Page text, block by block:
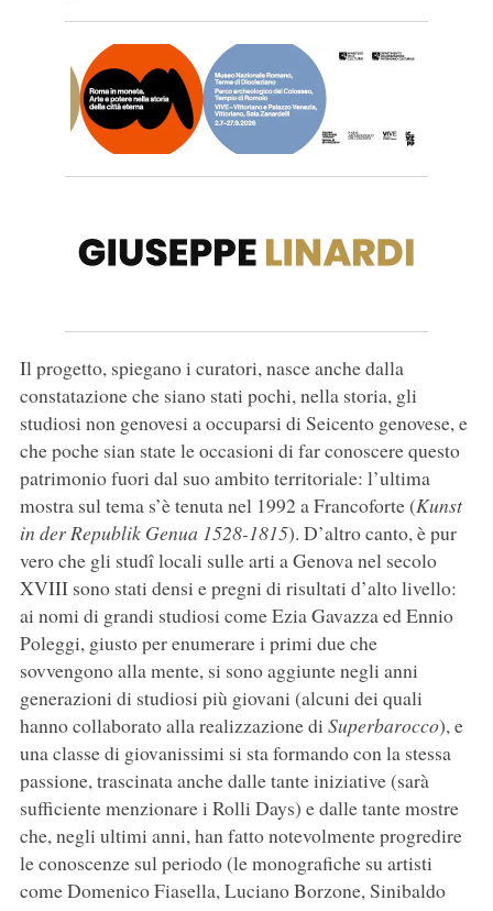
Il progetto, spiegano i curatori, nasce anche dalla
constatazione che siano stati pochi, nella storia, gli
studiosi non genovesi a occuparsi di Seicento genovese, e
che poche sian state le occasioni di far conoscere questo
patrimonio fuori dal suo ambito territoriale: l’ultima
mostra sul tema s’è tenuta nel 1992 a Francoforte (Kunst
in der Republik Genua 1528-1815). D’altro canto, è pur
vero che gli studî locali sulle arti a Genova nel secolo
XVIII sono stati densi e pregni di risultati d’alto livello:
ai nomi di grandi studiosi come Ezia Gavazza ed Ennio
Poleggi, giusto per enumerare i primi due che
sovvengono alla mente, si sono aggiunte negli anni
generazioni di studiosi più giovani (alcuni dei quali
hanno collaborato alla realizzazione di Superbarocco), e
una classe di giovanissimi si sta formando con la stessa
passione, trascinata anche dalle tante iniziative (sarà
sufficiente menzionare i Rolli Days) e dalle tante mostre
che, negli ultimi anni, han fatto notevolmente progredire
le conoscenze sul periodo (le monografiche su artisti
come Domenico Fiasella, Luciano Borzone, Sinibaldo